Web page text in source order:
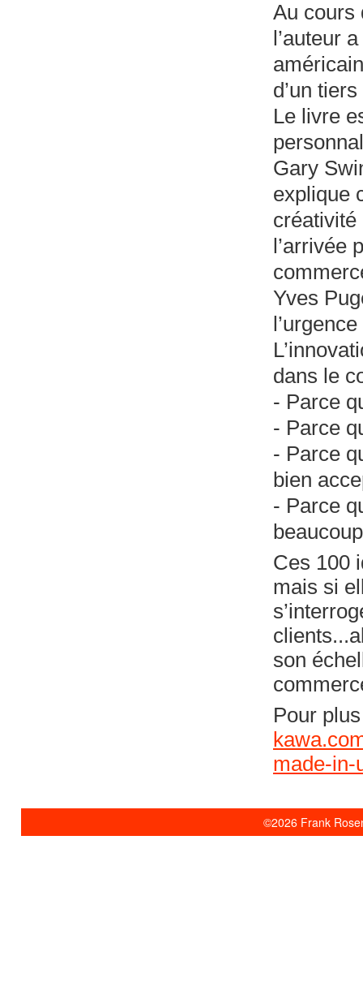
Au cours
l’auteur
d’un
Le livre
Gary
explique
créativité
l’arrivée
Yves
dans le
- Parce
- Parce
- Parce
bien
- Parce
Ces 100
mais si
son
Pour
made-in-
©2026 Frank